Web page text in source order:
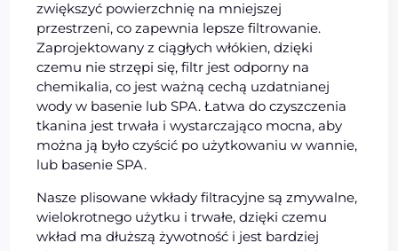
zwiększyć powierzchnię na mniejszej
przestrzeni, co zapewnia lepsze filtrowanie.
Zaprojektowany z ciągłych włókien, dzięki
czemu nie strzępi się, filtr jest odporny na
chemikalia, co jest ważną cechą uzdatnianej
wody w basenie lub SPA. Łatwa do czyszczenia
tkanina jest trwała i wystarczająco mocna, aby
można ją było czyścić po użytkowaniu w wannie,
lub basenie SPA.
Nasze plisowane wkłady filtracyjne są zmywalne,
wielokrotnego użytku i trwałe, dzięki czemu
wkład ma dłuższą żywotność i jest bardziej